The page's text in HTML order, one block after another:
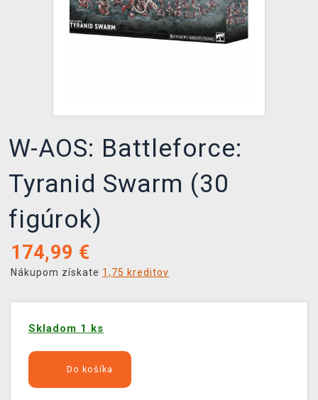
W-AOS: Battleforce:
Tyranid Swarm (30
figúrok)
174,99 €
Nákupom získate 1,75 kreditov
Skladom 1 ks
Do košíka